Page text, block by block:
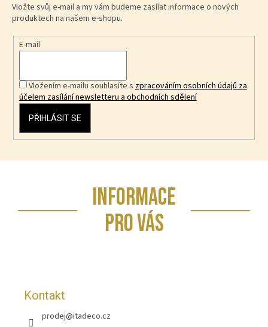
Vložte svůj e-mail a my vám budeme zasílat informace o nových
produktech na našem e-shopu.
E-mail
Vložením e-mailu souhlasíte s zpracováním osobních údajů za
účelem zasílání newsletteru a obchodních sdělení
PŘIHLÁSIT SE
INFORMACE
PRO VÁS
Kontakt
prodej@itadeco.cz